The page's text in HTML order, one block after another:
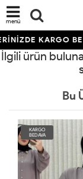
menü
KARGO
İlgili ürün
Bu
KARGO
BEDAVA